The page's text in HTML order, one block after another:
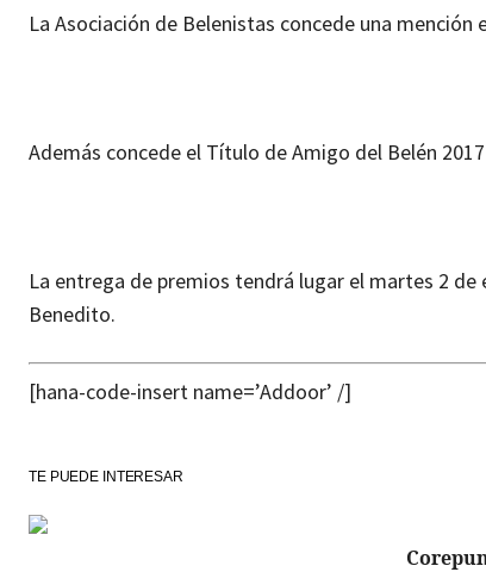
La Asociación de Belenistas concede una mención
Además concede el Título de Amigo del Belén
La entrega de premios tendrá lugar el martes 2
Benedito.
[hana-code-insert name=’Addoor’ /]
TE PUEDE INTERESAR